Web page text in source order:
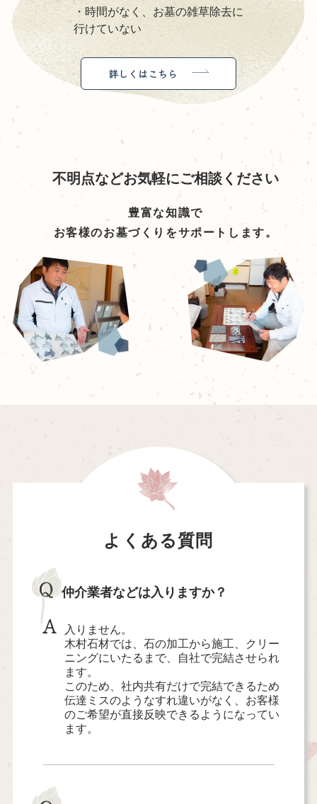
・時間がなく、お墓の雑草除去に
行けていない
詳しくはこちら
不明点などお気軽にご相談ください
豊富な知識で
お客様のお墓づくりをサポートします。
よくある質問
Q 仲介業者などは入りますか？
A
入りません。
木村石材では、石の加工から施工、クリー
ニングにいたるまで、自社で完結させられ
ます。
このため、社内共有だけで完結できるため
伝達ミスのようなすれ違いがなく、お客様
のご希望が直接反映できるようになってい
ます。